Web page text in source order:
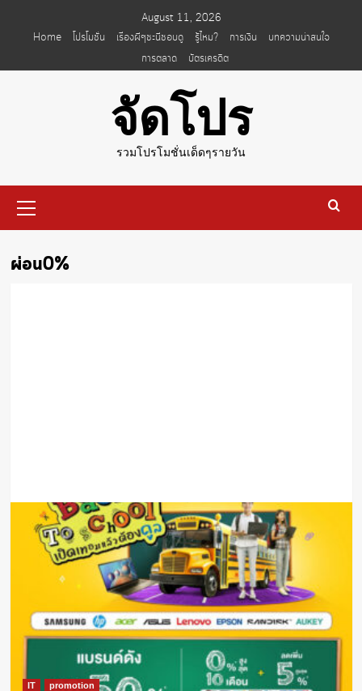
August 11, 2026
Home
โปรโมชั่น เรื่องผีๆชะนีชอบดู รู้ไหม? การเงิน
บทความน่าสนใจ
การตลาด
บัตรเครดิต
จัดโปร
รวมโปรโมชั่นเด็ดๆรายวัน
Menu
ผ่อน0%
IT promotion